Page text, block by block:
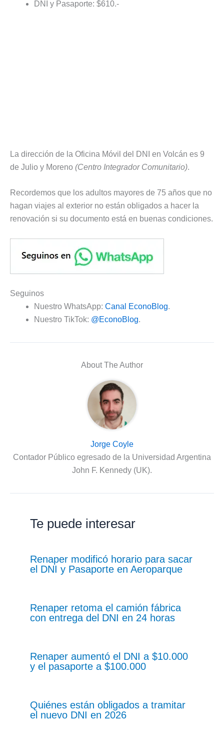
DNI y Pasaporte: $610.-
La dirección de la Oficina Móvil del DNI en Volcán es 9
de Julio y Moreno (Centro Integrador Comunitario).
Recordemos que los adultos mayores de 75 años que no
hagan viajes al exterior no están obligados a hacer la
renovación si su documento está en buenas condiciones.
Seguinos
Nuestro WhatsApp: Canal EconoBlog.
Nuestro TikTok: @EconoBlog.
About The Author
Jorge Coyle
Contador Público egresado de la Universidad Argentina
John F. Kennedy (UK).
Te puede interesar
Renaper modificó horario para sacar
el DNI y Pasaporte en Aeroparque
Renaper retoma el camión fábrica
con entrega del DNI en 24 horas
Renaper aumentó el DNI a $10.000
y el pasaporte a $100.000
Quiénes están obligados a tramitar
el nuevo DNI en 2026